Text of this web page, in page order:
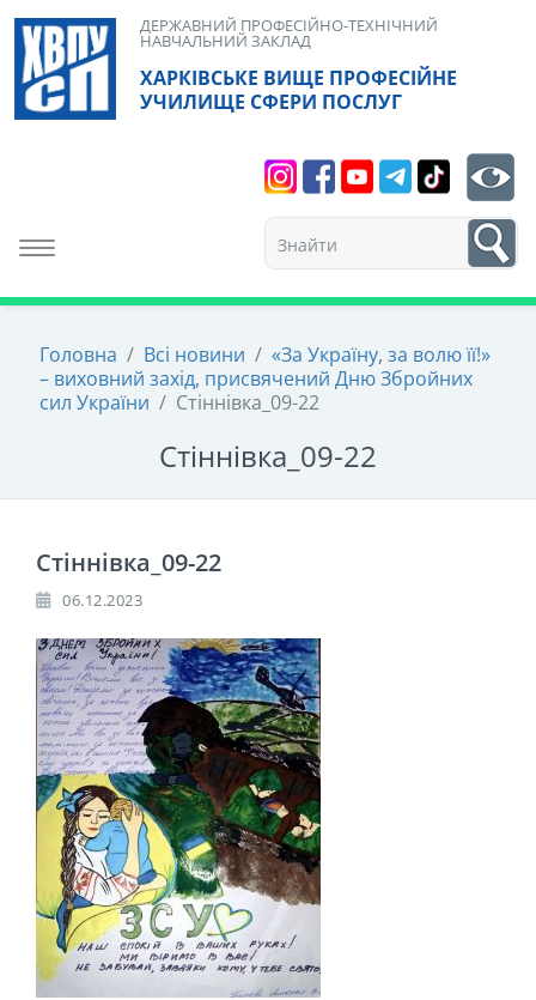
Skip
content
ХАРКІВСЬКЕ ВИЩЕ ПРОФЕСІЙНЕ
УЧИЛИЩЕ СФЕРИ ПОСЛУГ
ДЕРЖАВНИЙ ПРОФЕСІЙНО-ТЕХНІЧНИЙ
НАВЧАЛЬНИЙ ЗАКЛАД
Toggle navigation
1
Головна / Всі новини / «За Україну, за волю її!»
– виховний захід, присвячений Дню Збройних
сил України / Стіннівка_09-22
Стіннівка_09-22
Стіннівка_09-22
06.12.2023